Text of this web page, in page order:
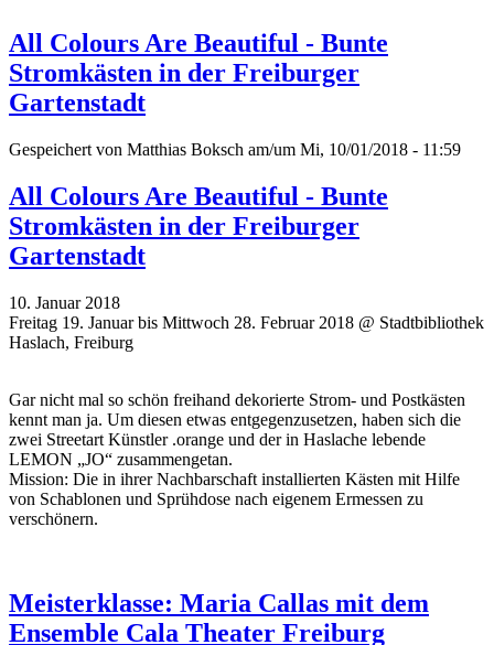
All Colours Are Beautiful - Bunte
Stromkästen in der Freiburger
Gartenstadt
Gespeichert von Matthias Boksch am/um Mi, 10/01/2018 - 11:59
All Colours Are Beautiful - Bunte
Stromkästen in der Freiburger
Gartenstadt
10. Januar 2018
Freitag 19. Januar bis Mittwoch 28. Februar 2018 @ Stadtbibliothek
Haslach, Freiburg
Gar nicht mal so schön freihand dekorierte Strom- und Postkästen
kennt man ja. Um diesen etwas entgegenzusetzen, haben sich die
zwei Streetart Künstler .orange und der in Haslache lebende
LEMON „JO“ zusammengetan.
Mission: Die in ihrer Nachbarschaft installierten Kästen mit Hilfe
von Schablonen und Sprühdose nach eigenem Ermessen zu
verschönern.
Meisterklasse: Maria Callas mit dem
Ensemble Cala Theater Freiburg